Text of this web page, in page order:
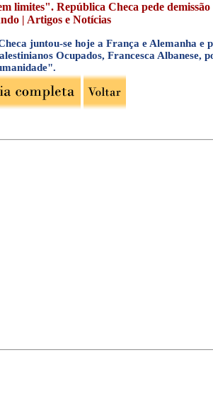
limites". República Checa pede
| Artigos e Notícias
juntou-se hoje a França e Alemanha
Ocupados, Francesca